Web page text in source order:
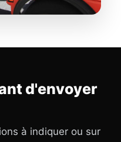
d'envoyer
à indiquer ou sur